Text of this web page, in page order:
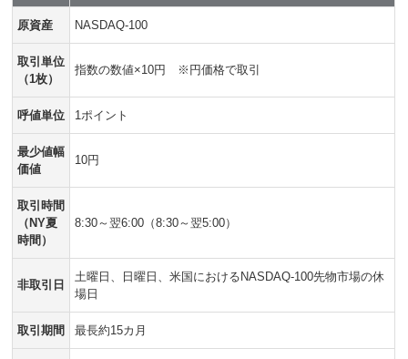
原資産 NASDAQ-100
取引単位
（1枚）
指数の数値×10円 ※円価格で取引
呼値単位 1ポイント
最少値幅
価値
10円
取引時間
（NY夏
時間）
8:30～翌6:00（8:30～翌5:00）
非取引日
土曜日、日曜日、米国におけるNASDAQ-100先物市場の休
場日
取引期間 最長約15カ月